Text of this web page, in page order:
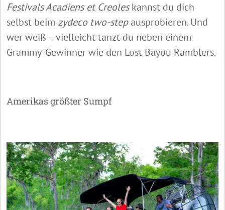
Festivals Acadiens et Creoleskannst du dich
selbst beim zydeco two-stepausprobieren. Und
wer weiß – vielleicht tanzt du neben einem
Grammy-Gewinner wie den Lost Bayou Ramblers.
Amerikas größter Sumpf